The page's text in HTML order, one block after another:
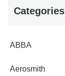
Categories
ABBA
Aerosmith